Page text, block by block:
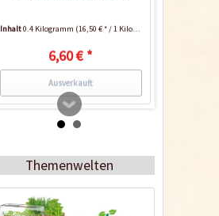
Inhalt0.4 Kilogramm (16,50 € * / 1 Kilogramm)
6,60 € *
Ausverkauft
Themenwelten